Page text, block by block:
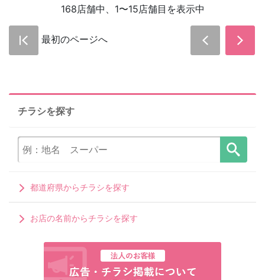
168店舗中、1〜15店舗目を表示中
最初のページへ
チラシを探す
都道府県からチラシを探す
お店の名前からチラシを探す